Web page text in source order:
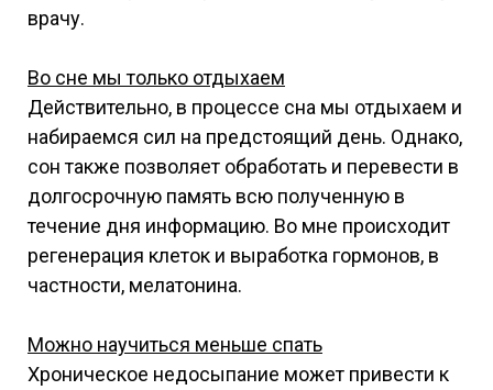
врачу.
Во сне мы только отдыхаем
Действительно, в процессе сна мы отдыхаем и
набираемся сил на предстоящий день. Однако,
сон также позволяет обработать и перевести в
долгосрочную память всю полученную в
течение дня информацию. Во мне происходит
регенерация клеток и выработка гормонов, в
частности, мелатонина.
Можно научиться меньше спать
Хроническое недосыпание может привести к